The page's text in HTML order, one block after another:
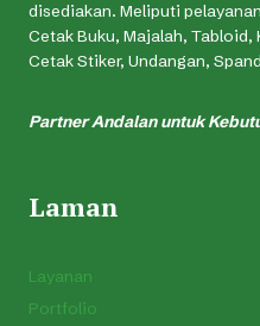
disediakan. Meliputi
Cetak Buku, Majalah, Tabloid,
Cetak Stiker, Undangan,
Partner Andalan untuk
Laman
Layanan
Portfolio